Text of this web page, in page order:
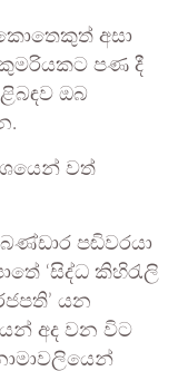
කොතෙකුත් අසා
පණ දී
ඔබ
වත්
පඬිවරයා
‘සිද්ධ කිහිරැලි
යන
අද වන විට